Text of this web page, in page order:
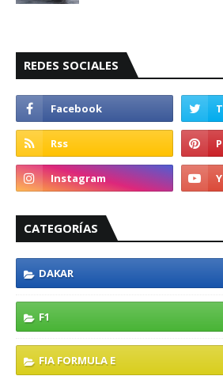
REDES SOCIALES
CATEGORÍAS
DAKAR
F1
FIA FORMULA E